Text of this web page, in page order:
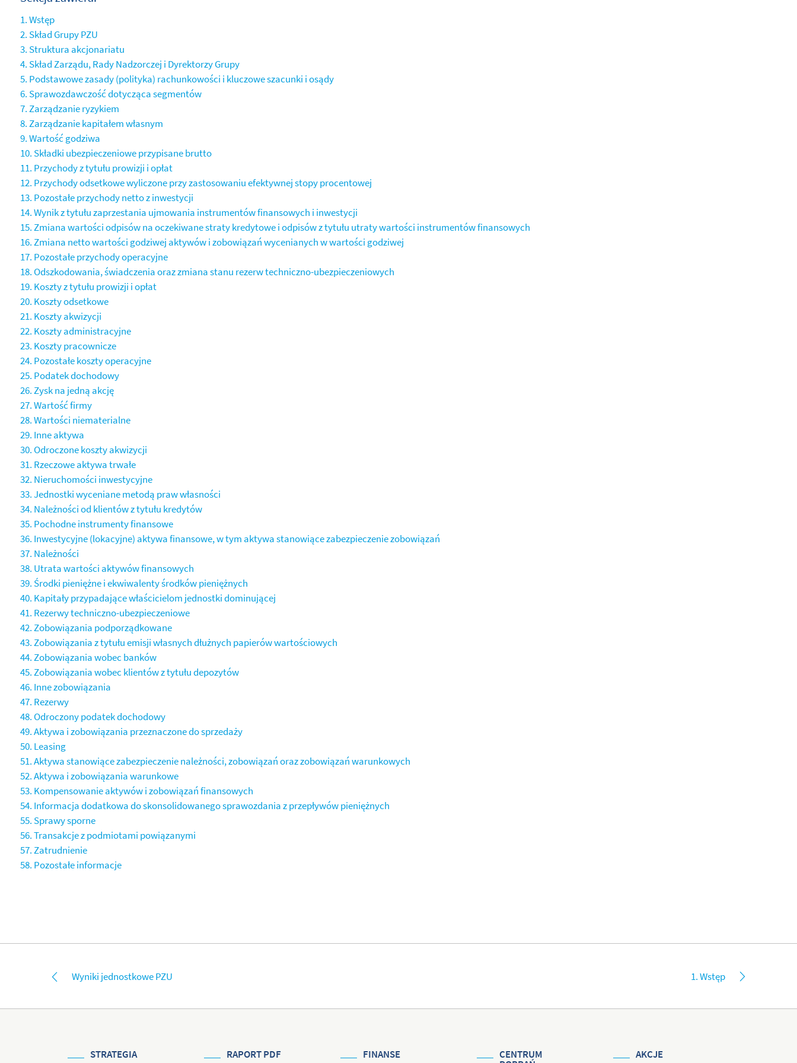
1. Wstęp
2. Skład Grupy PZU
3. Struktura akcjonariatu
4. Skład Zarządu, Rady Nadzorczej i Dyrektorzy Grupy
5. Podstawowe zasady (polityka) rachunkowości i kluczowe szacunki i osądy
6. Sprawozdawczość dotycząca segmentów
7. Zarządzanie ryzykiem
8. Zarządzanie kapitałem własnym
9. Wartość godziwa
10. Składki ubezpieczeniowe przypisane brutto
11. Przychody z tytułu prowizji i opłat
12. Przychody odsetkowe wyliczone przy zastosowaniu efektywnej stopy procentowej
13. Pozostałe przychody netto z inwestycji
14. Wynik z tytułu zaprzestania ujmowania instrumentów finansowych i inwestycji
15. Zmiana wartości odpisów na oczekiwane straty kredytowe i odpisów z tytułu utraty wartości instrumentów finansowych
16. Zmiana netto wartości godziwej aktywów i zobowiązań wycenianych w wartości godziwej
17. Pozostałe przychody operacyjne
18. Odszkodowania, świadczenia oraz zmiana stanu rezerw techniczno-ubezpieczeniowych
19. Koszty z tytułu prowizji i opłat
20. Koszty odsetkowe
21. Koszty akwizycji
22. Koszty administracyjne
23. Koszty pracownicze
24. Pozostałe koszty operacyjne
25. Podatek dochodowy
26. Zysk na jedną akcję
27. Wartość firmy
28. Wartości niematerialne
29. Inne aktywa
30. Odroczone koszty akwizycji
31. Rzeczowe aktywa trwałe
32. Nieruchomości inwestycyjne
33. Jednostki wyceniane metodą praw własności
34. Należności od klientów z tytułu kredytów
35. Pochodne instrumenty finansowe
36. Inwestycyjne (lokacyjne) aktywa finansowe, w tym aktywa stanowiące zabezpieczenie zobowiązań
37. Należności
38. Utrata wartości aktywów finansowych
39. Środki pieniężne i ekwiwalenty środków pieniężnych
40. Kapitały przypadające właścicielom jednostki dominującej
41. Rezerwy techniczno-ubezpieczeniowe
42. Zobowiązania podporządkowane
43. Zobowiązania z tytułu emisji własnych dłużnych papierów wartościowych
44. Zobowiązania wobec banków
45. Zobowiązania wobec klientów z tytułu depozytów
46. Inne zobowiązania
47. Rezerwy
48. Odroczony podatek dochodowy
49. Aktywa i zobowiązania przeznaczone do sprzedaży
50. Leasing
51. Aktywa stanowiące zabezpieczenie należności, zobowiązań oraz zobowiązań warunkowych
52. Aktywa i zobowiązania warunkowe
53. Kompensowanie aktywów i zobowiązań finansowych
54. Informacja dodatkowa do skonsolidowanego sprawozdania z przepływów pieniężnych
55. Sprawy sporne
56. Transakcje z podmiotami powiązanymi
57. Zatrudnienie
58. Pozostałe informacje
Wyniki jednostkowe PZU 1. Wstęp
STRATEGIA RAPORT PDF FINANSE CENTRUM AKCJE